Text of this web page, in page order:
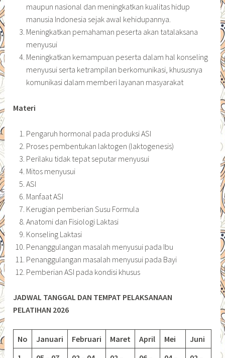
maupun nasional dan meningkatkan kualitas hidup
manusia Indonesia sejak awal kehidupannya.
Meningkatkan pemahaman peserta akan tatalaksana
menyusui
Meningkatkan kemampuan peserta dalam hal konseling
menyusui serta ketrampilan berkomunikasi, khususnya
komunikasi dalam memberi layanan masyarakat
Materi
Pengaruh hormonal pada produksi ASI
Proses pembentukan laktogen (laktogenesis)
Perilaku tidak tepat seputar menyusui
Mitos menyusui
ASI
Manfaat ASI
Kerugian pemberian Susu Formula
Anatomi dan Fisiologi Laktasi
Konseling Laktasi
Penanggulangan masalah menyusui pada Ibu
Penanggulangan masalah menyusui pada Bayi
Pemberian ASI pada kondisi khusus
JADWAL TANGGAL DAN TEMPAT PELAKSANAAN
PELATIHAN 2026
No Januari Februari Maret April Mei
Juni